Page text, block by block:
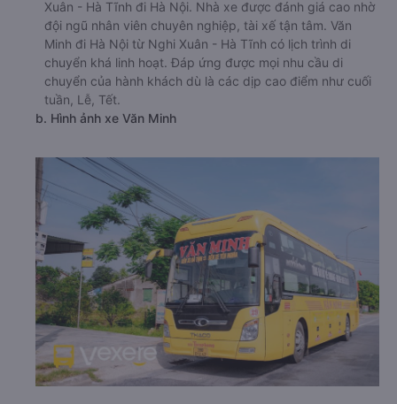
Xuân - Hà Tĩnh đi Hà Nội. Nhà xe được đánh giá cao nhờ
đội ngũ nhân viên chuyên nghiệp, tài xế tận tâm. Văn
Minh đi Hà Nội từ Nghi Xuân - Hà Tĩnh có lịch trình di
chuyển khá linh hoạt. Đáp ứng được mọi nhu cầu di
chuyển của hành khách dù là các dịp cao điểm như cuối
tuần, Lễ, Tết.
b. Hình ảnh xe Văn Minh